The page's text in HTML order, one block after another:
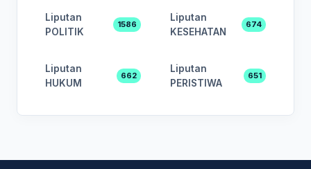
Liputan
POLITIK
1586
Liputan
KESEHATAN
674
Liputan
HUKUM
662
Liputan
PERISTIWA
651